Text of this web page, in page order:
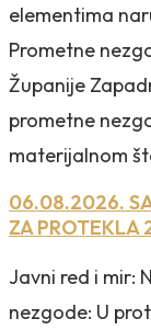
elementima
Prometne
Županije
prometne
materijalnom
06.08.2026.
ZA PROTEKLA
Javni red i mir:
nezgode: U